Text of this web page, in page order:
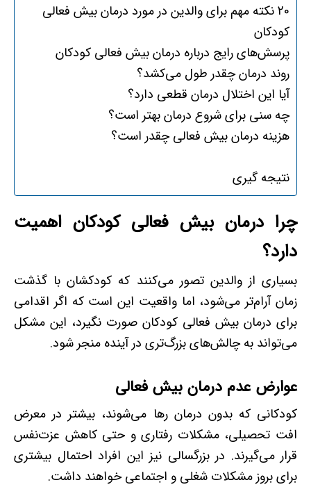
20 نکته مهم برای والدین در مورد درمان بیش فعالی
کودکان
پرسش‌های رایج درباره درمان بیش فعالی کودکان
روند درمان چقدر طول می‌کشد؟
آیا این اختلال درمان قطعی دارد؟
چه سنی برای شروع درمان بهتر است؟
هزینه درمان بیش فعالی چقدر است؟
نتیجه گیری
چرا درمان بیش فعالی کودکان اهمیت
دارد؟
بسیاری از والدین تصور می‌کنند که کودکشان با گذشت
زمان آرام‌تر می‌شود، اما واقعیت این است که اگر اقدامی
برای درمان بیش فعالی کودکان صورت نگیرد، این مشکل
می‌تواند به چالش‌های بزرگ‌تری در آینده منجر شود.
عوارض عدم درمان بیش فعالی
کودکانی که بدون درمان رها می‌شوند، بیشتر در معرض
افت تحصیلی، مشکلات رفتاری و حتی کاهش عزت‌نفس
قرار می‌گیرند. در بزرگسالی نیز این افراد احتمال بیشتری
برای بروز مشکلات شغلی و اجتماعی خواهند داشت.